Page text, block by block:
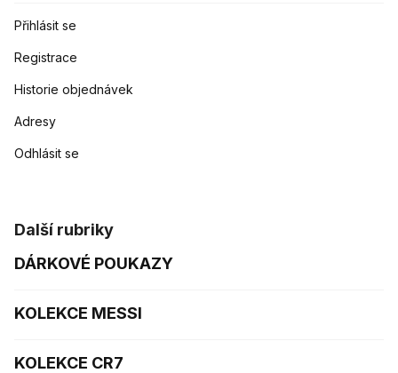
Přihlásit se
Registrace
Historie objednávek
Adresy
Odhlásit se
Další rubriky
DÁRKOVÉ POUKAZY
KOLEKCE MESSI
KOLEKCE CR7